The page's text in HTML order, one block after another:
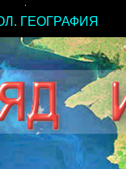
ГЕОГРАФИЯ